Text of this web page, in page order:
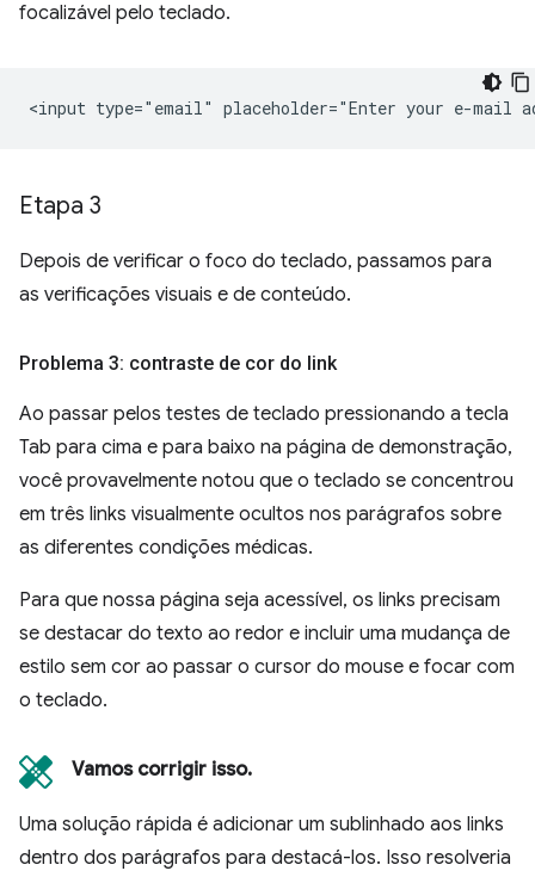
focalizável pelo teclado.
Etapa 3
Depois de verificar o foco do teclado, passamos para
as verificações visuais e de conteúdo.
Problema 3: contraste de cor do link
Ao passar pelos testes de teclado pressionando a tecla
Tab para cima e para baixo na página de demonstração,
você provavelmente notou que o teclado se concentrou
em três links visualmente ocultos nos parágrafos sobre
as diferentes condições médicas.
Para que nossa página seja acessível, os links precisam
se destacar do texto ao redor e incluir uma mudança de
estilo sem cor ao passar o cursor do mouse e focar com
o teclado.
Vamos corrigir isso.
Uma solução rápida é adicionar um sublinhado aos links
dentro dos parágrafos para destacá-los. Isso resolveria